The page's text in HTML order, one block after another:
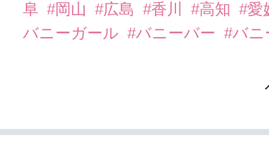
阜 #岡山 #広島 #香川 #高知 #愛
バニーガール #バニーバー #バ